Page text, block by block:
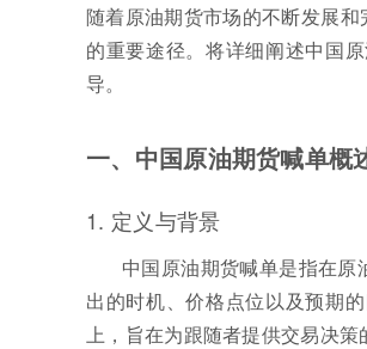
随着原油期货市场的不断发展
的重要途径。将详细阐述中国
导。
一、中国原油期货喊单概
1. 定义与背景
中国原油期货喊单是指在
出的时机、价格点位以及预期
上，旨在为跟随者提供交易决策